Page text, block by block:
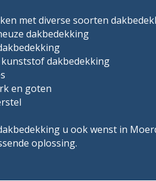
met diverse soorten
dakbedekking
kunststof dakbedekking
en goten
u ook wenst in
oplossing.